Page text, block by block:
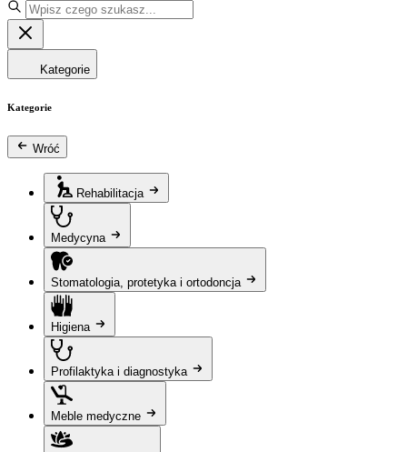
Kategorie
Kategorie
Wróć
Rehabilitacja
Medycyna
Stomatologia, protetyka i ortodoncja
Higiena
Profilaktyka i diagnostyka
Meble medyczne